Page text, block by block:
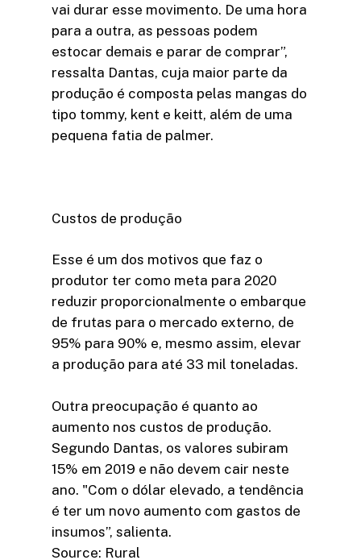
vai durar esse movimento. De uma hora
para a outra, as pessoas podem
estocar demais e parar de comprar”,
ressalta Dantas, cuja maior parte da
produção é composta pelas mangas do
tipo tommy, kent e keitt, além de uma
pequena fatia de palmer.
Custos de produção
Esse é um dos motivos que faz o
produtor ter como meta para 2020
reduzir proporcionalmente o embarque
de frutas para o mercado externo, de
95% para 90% e, mesmo assim, elevar
a produção para até 33 mil toneladas.
Outra preocupação é quanto ao
aumento nos custos de produção.
Segundo Dantas, os valores subiram
15% em 2019 e não devem cair neste
ano. "Com o dólar elevado, a tendência
é ter um novo aumento com gastos de
insumos”, salienta.
Source: Rural